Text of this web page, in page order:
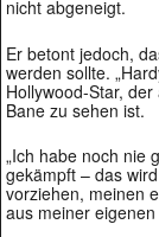
nicht abgeneigt.
Er betont jedoch,
werden sollte.
Hollywood-Star,
Bane zu sehen ist.
„Ich habe noch nie
gekämpft – das
vorziehen, meinen
aus meiner